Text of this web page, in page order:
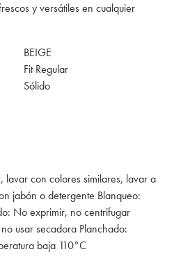
y versátiles en cualquier
BEIGE
Fit Regular
Sólido
lavar con colores similares, lavar a
jabón o detergente Blanqueo:
No exprimir, no centrifugar
usar secadora Planchado:
baja 110°C